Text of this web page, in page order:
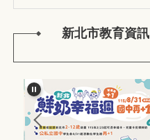
新北市教育資訊